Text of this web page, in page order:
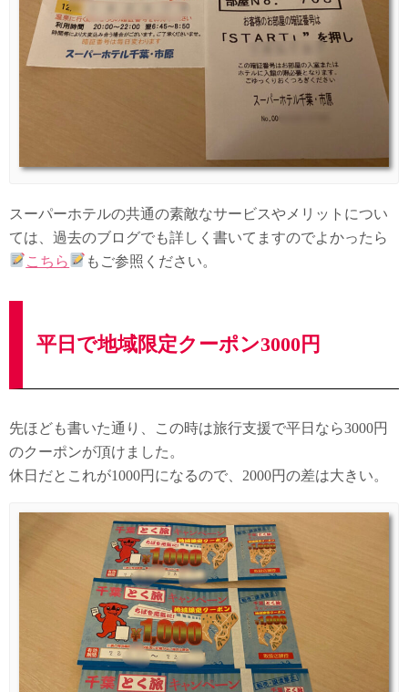
スーパーホテルの共通の素敵なサービスやメリットについ
ては、過去のブログでも詳しく書いてますのでよかったら
こちら
もご参照ください。
平日で地域限定クーポン3000円
先ほども書いた通り、この時は旅行支援で平日なら3000円
のクーポンが頂けました。
休日だとこれが1000円になるので、2000円の差は大きい。